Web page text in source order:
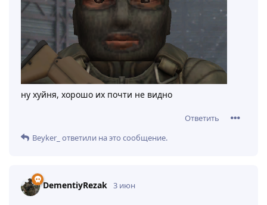
ну хуйня, хорошо их почти не видно
Ответить
Beyker_ ответили на это сообщение.
DementiyRezak 3 июн